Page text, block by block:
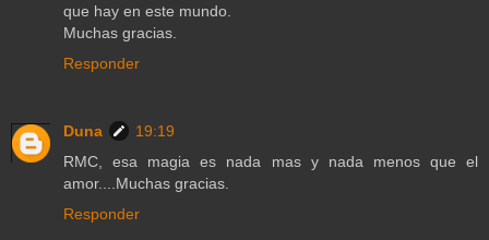
que hay en este mundo.
Muchas gracias.
Responder
Duna
19:19
RMC, esa magia es nada mas y nada menos que el
amor....Muchas gracias.
Responder